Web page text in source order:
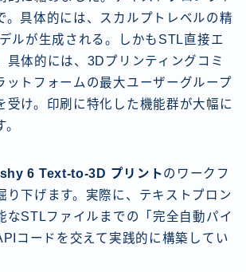
。具体的には、スカルプトレベルの精
ルが生成される。しかもSTL直接エ
具体的には、3Dプリンティングコミ
ットフォームの最大ユーザーグループ
受け。印刷に特化した機能群が大幅に
6 Text-to-3D プリントのワークフ
り下げます。実際に、テキストプロン
なSTLファイルまでの「完全自動パイ
コードを交えて実践的に構築してい